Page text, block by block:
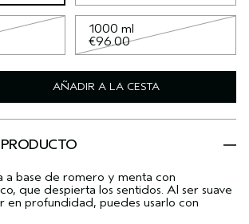
1000 ml
€96.00
AÑADIR A LA CESTA
a base de romero y menta con
que despierta los sentidos. Al ser suave
en profundidad, puedes usarlo con